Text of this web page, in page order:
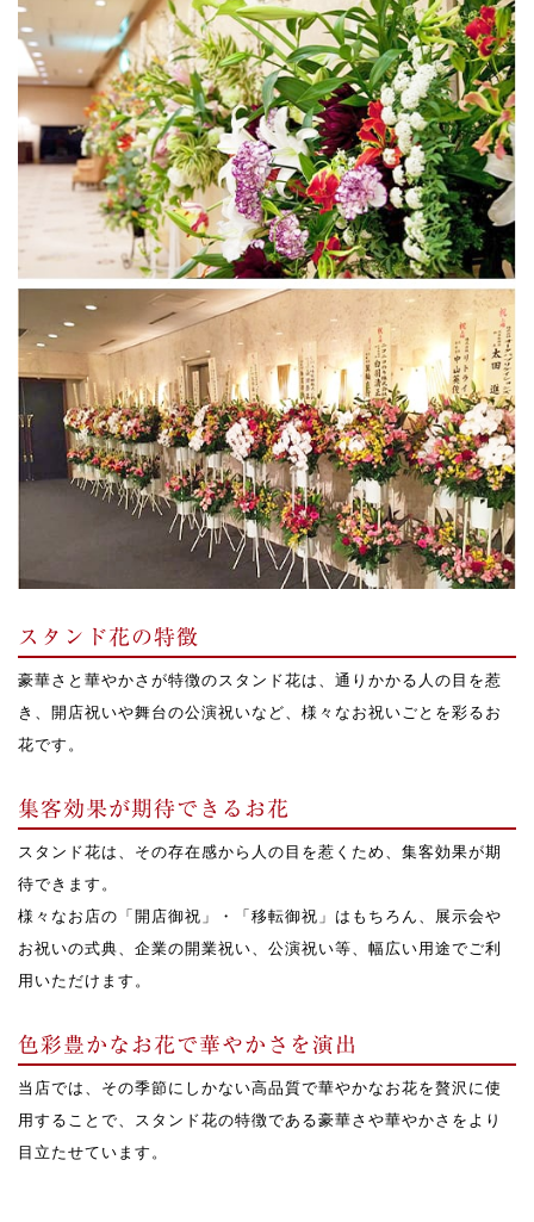
スタンド花の特徴
豪華さと華やかさが特徴のスタンド花は、通りかかる人の目を惹
き、開店祝いや舞台の公演祝いなど、様々なお祝いごとを彩るお
花です。
集客効果が期待できるお花
スタンド花は、その存在感から人の目を惹くため、集客効果が期
待できます。
様々なお店の「開店御祝」・「移転御祝」はもちろん、展示会や
お祝いの式典、企業の開業祝い、公演祝い等、幅広い用途でご利
用いただけます。
色彩豊かなお花で華やかさを演出
当店では、その季節にしかない高品質で華やかなお花を贅沢に使
用することで、スタンド花の特徴である豪華さや華やかさをより
目立たせています。